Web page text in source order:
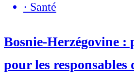
· Santé
Bosnie-Herzégovine :
pour les responsables